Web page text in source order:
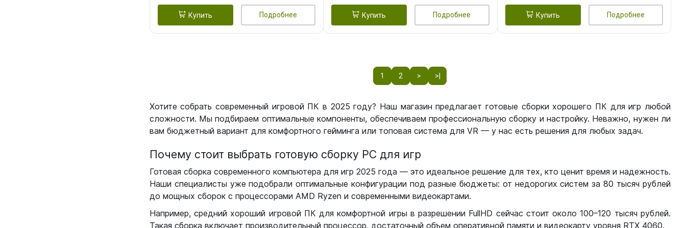
Купить Подробнее Купить Подробнее Купить Подробнее
1 2 > >|
Хотите собрать современный игровой ПК в 2025 году? Наш магазин предлагает готовые сборки хорошего ПК для игр любой
сложности. Мы подбираем оптимальные компоненты, обеспечиваем профессиональную сборку и настройку. Неважно, нужен ли
вам бюджетный вариант для комфортного гейминга или топовая система для VR — у нас есть решения для любых задач.
Почему стоит выбрать готовую сборку РС для игр
Готовая сборка современного компьютера для игр 2025 года — это идеальное решение для тех, кто ценит время и надежность.
Наши специалисты уже подобрали оптимальные конфигурации под разные бюджеты: от недорогих систем за 80 тысяч рублей
до мощных сборок с процессорами AMD Ryzen и современными видеокартами.
Например, средний хороший игровой ПК для комфортной игры в разрешении FullHD сейчас стоит около 100–120 тысяч рублей.
Такая сборка включает производительный процессор, достаточный объем оперативной памяти и видеокарту уровня RTX 4060.